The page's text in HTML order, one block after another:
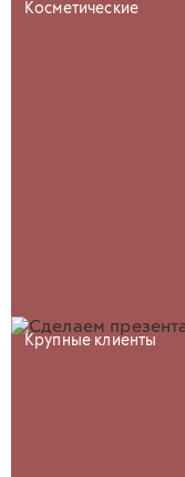
Косметические
Крупные клиенты